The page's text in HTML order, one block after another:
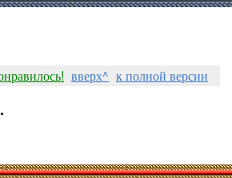
вверх^ к полной версии